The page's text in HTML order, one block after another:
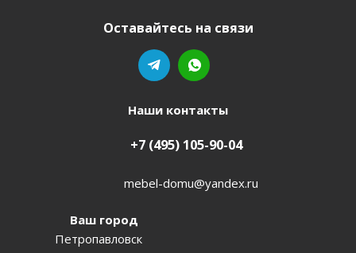
Оставайтесь на связи
Наши контакты
+7 (495) 105-90-04
mebel-domu@yandex.ru
Ваш город
Петропавловск